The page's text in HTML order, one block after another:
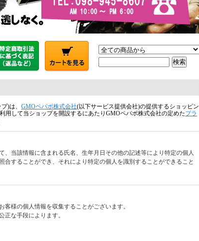
)は、 GMOペパボ株式会社(以下サービス提供会社)の提供するショッピン
用して当ショップを開設するにあたりGMOペパボ株式会社の定めたプラ
、当該情報に含まれる氏名、生年月日その他の記述等により特定の個人
することができ、それにより特定の個人を識別することができること
様の個人情報を収集することがございます。
正な手段によります。